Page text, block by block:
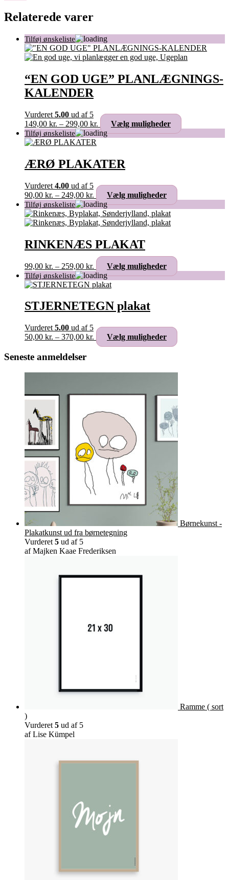
Relaterede varer
“EN GOD UGE” PLANLÆGNINGS-
KALENDER
Vurderet 5.00 ud af 5
149,00 kr. – 299,00 kr. Prisinterval:
149,00 kr.
Vælg muligheder
ÆRØ PLAKATER
Vurderet 4.00 ud af 5
90,00 kr. – 249,00 kr. Prisinterval:
90,00 kr.
til
249,00 kr.
Vælg muligheder
vælges
RINKENÆS PLAKAT
99,00 kr. – 259,00 kr. Prisinterval:
99,00 kr.
til
Vælg muligheder
vælges
STJERNETEGN plakat
Vurderet 5.00 ud af 5
50,00 kr. – 370,00 kr. Prisinterval:
50,00 kr.
Vælg muligheder
vare
varianter.
på
varesiden
Seneste anmeldelser
Børnekunst -
Plakatkunst ud fra børnetegning
Vurderet 5 ud af 5
af Majken Kaae Frederiksen
Ramme ( sort
)
Vurderet 5 ud af 5
af Lise Kümpel